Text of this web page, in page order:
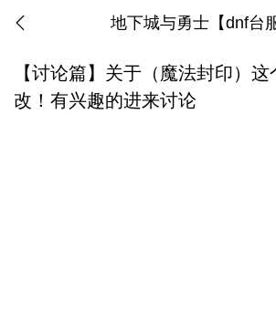
地下城与勇士【dnf台
【讨论篇】关于（魔法封印）
改！有兴趣的进来讨论